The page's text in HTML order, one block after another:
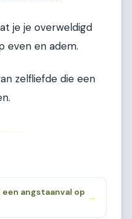
je je overweldigd
even en adem.
zelfliefde die een
angstaanval op
→